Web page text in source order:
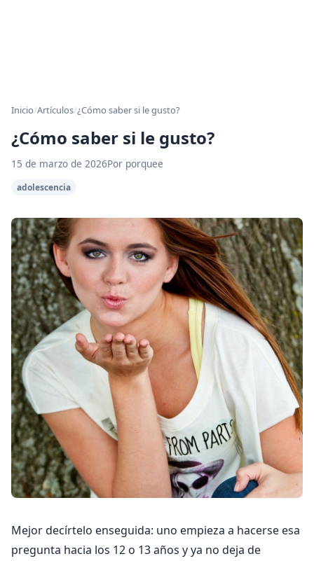
Inicio/Artículos/¿Cómo saber si le gusto?
¿Cómo saber si le gusto?
15 de marzo de 2026Por porquee
adolescencia
Mejor decírtelo enseguida: uno empieza a hacerse esa
pregunta hacia los 12 o 13 años y ya no deja de